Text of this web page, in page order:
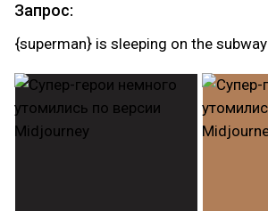
Запрос:
{superman} is sleeping on the subway